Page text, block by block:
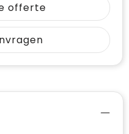
offerte